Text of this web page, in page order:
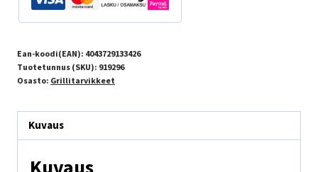
Ean-koodi(EAN): 4043729133426
Tuotetunnus (SKU): 919296
Osasto: Grillitarvikkeet
Kuvaus